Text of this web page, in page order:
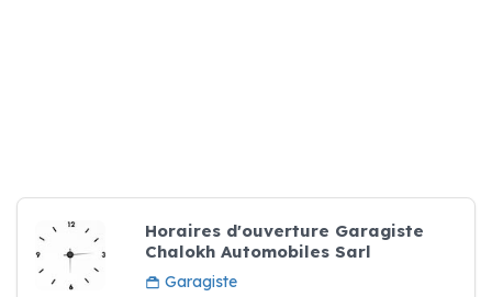
Horaires d'ouverture Garagiste
Chalokh Automobiles Sarl
Garagiste